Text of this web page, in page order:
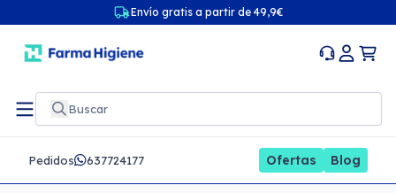
Envío gratis a partir de 49,9€
Pedidos 637724177 Ofertas Blog